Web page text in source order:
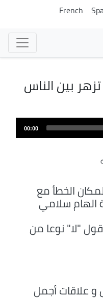
French
بين الناس
00:00
الخطأ مع
الهام سلامي
"لا" نوعا من
و علاقات أجمل